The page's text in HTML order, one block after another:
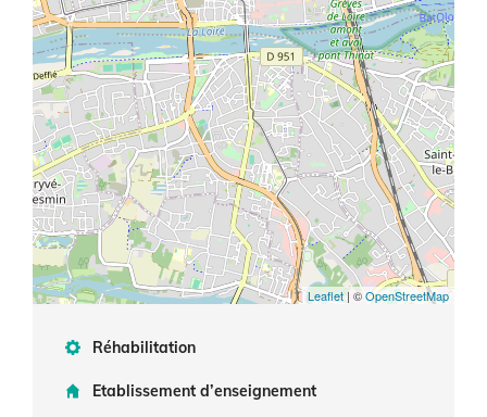
Leaflet| ©OpenStreetMap
Réhabilitation
Etablissement d’enseignement